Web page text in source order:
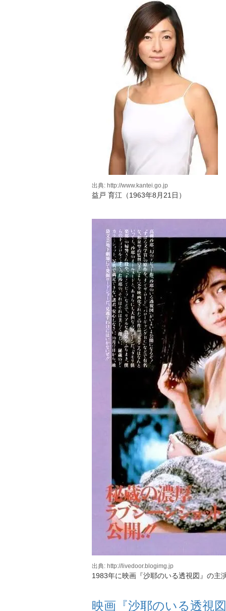
出典: http://www.kantei.go.jp
益戸 育江（1963年8月21日）
出典: http://livedoor.blogimg.jp
1983年に映画『沙耶のいる透視図』の主
映画『沙耶のいる透視